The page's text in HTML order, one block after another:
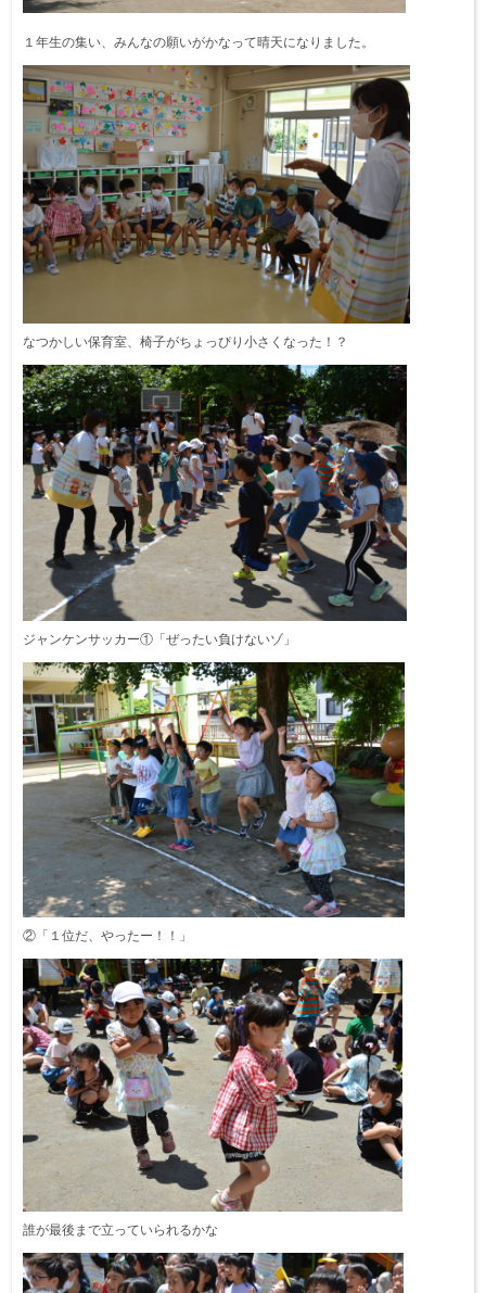
１年生の集い、みんなの願いがかなって晴天になりました。
なつかしい保育室、椅子がちょっぴり小さくなった！？
ジャンケンサッカー①「ぜったい負けないゾ」
②「１位だ、やったー！！」
誰が最後まで立っていられるかな